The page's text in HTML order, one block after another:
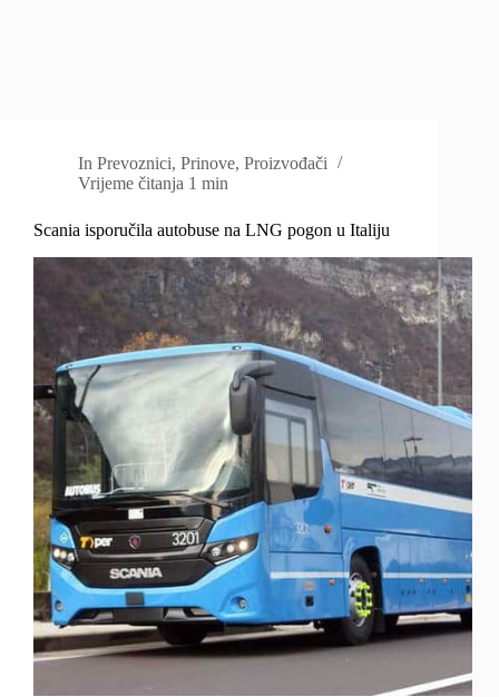
In Prevoznici,Prinove,Proizvođači
Vrijeme čitanja 1 min
Scania isporučila autobuse na LNG pogon u Italiju